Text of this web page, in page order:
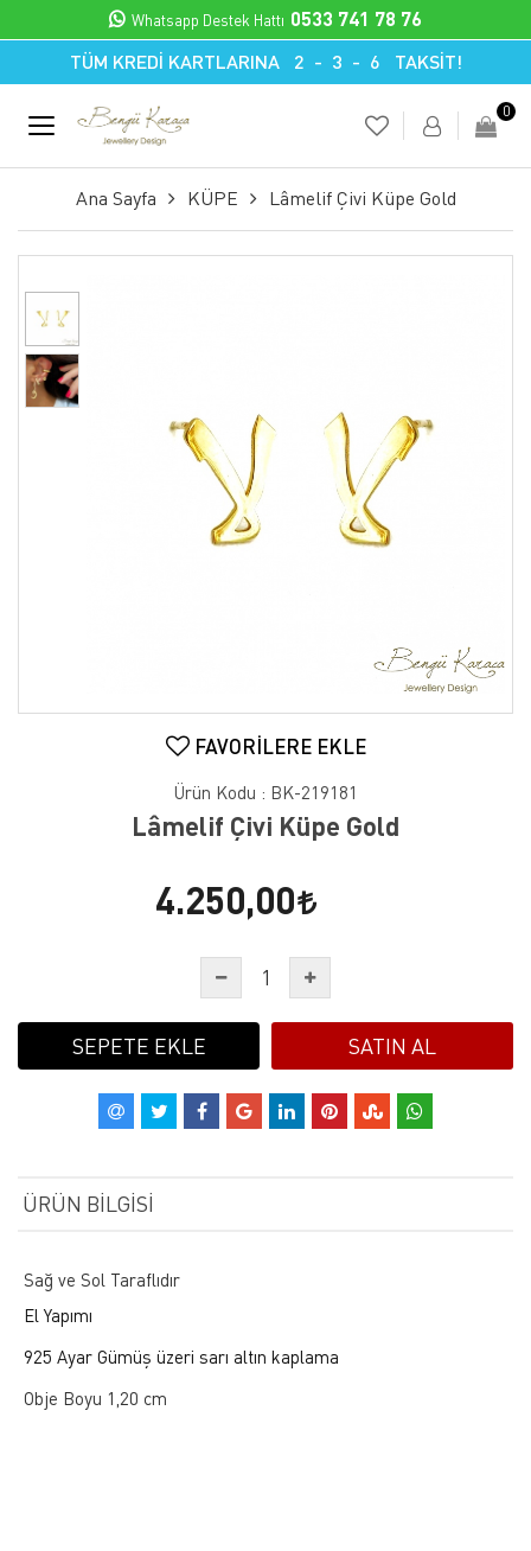
TÜM KREDİ KARTLARINA 2 - 3 - 6 TAKSİT!
Whatsapp Destek Hattı 0533 741 78 76
0
Ana Sayfa KÜPE Lâmelif Çivi Küpe Gold
FAVORILERE EKLE
Ürün Kodu : BK-219181
Lâmelif Çivi Küpe Gold
4.250,00
SEPETE EKLE SATIN AL
ÜRÜN BILGISI
Sağ ve Sol Taraflıdır
El Yapımı
925 Ayar Gümüş üzeri sarı altın kaplama
Obje Boyu 1,20 cm